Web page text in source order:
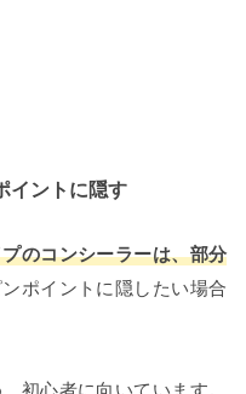
イントに隠す
のコンシーラーは、部分
ポイントに隠したい場合